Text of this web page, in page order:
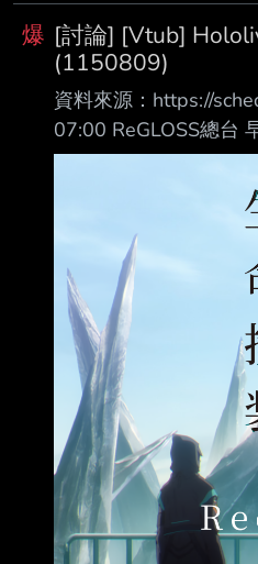
鬥士高潮以外，又改
超爽，我們好棒棒，
容。 自我的情緒價值
超慘。 難民不是放進
就業輔助三小的，這
下面是GPT統計英國
民安置制度需要花的
成人第1年： ￡8,520
爆 [討論] [Vtub]
(1150809)
資料來源：https://
07:00 ReGLOSS總台
https://
https://
v=q8vw0Kn1S-c
https://
v=ym3PVAyWLH8
日會 https